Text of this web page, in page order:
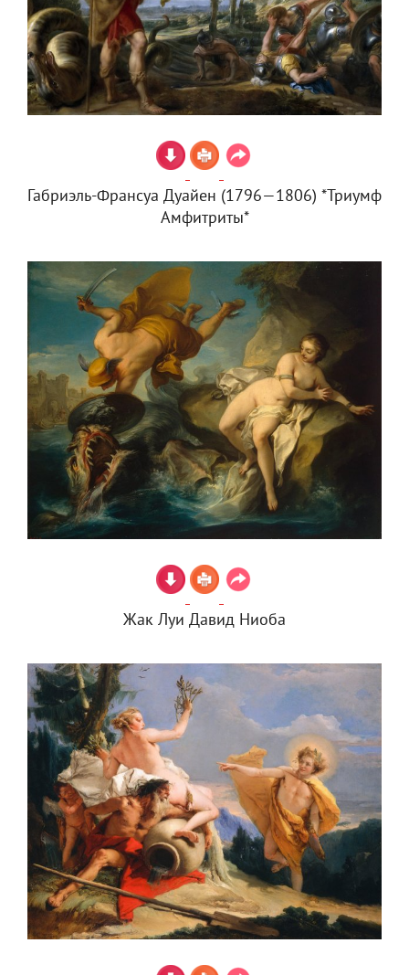
Габриэль-Франсуа Дуайен (1796—1806) *Триумф
Амфитриты*
Жак Луи Давид Ниоба